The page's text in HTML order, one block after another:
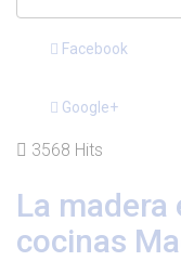
Facebook
Google+
3568 Hits
La madera
cocinas